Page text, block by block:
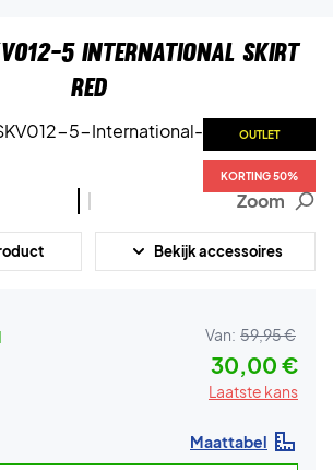
5 International Skirt
Red
OUTLET
KORTING 50%
OUTLET
KORTING 50%
Zoom
Bekijk accessoires
Van: 59,95 €
30,00 €
Laatste kans
Maattabel